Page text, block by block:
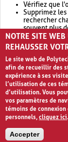
Vérifiez que
Supprimez
rechercher
souvent plus
Envisagez
retournera
NOTRE SITE
REHAUSSER
Le site web de
afin de recueillir des
expérience à ses
l’utilisation de ces
d’utilisation. Vous
vos paramètres de
témoins de
personnels,cliquez ici.
Accepter